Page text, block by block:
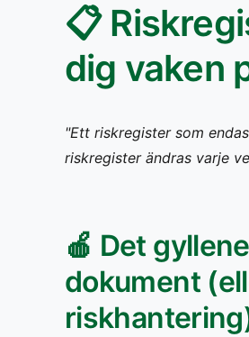
📋
dig vaken
"Ett riskregister som
riskregister ändras varje
🍎 Det
dokument